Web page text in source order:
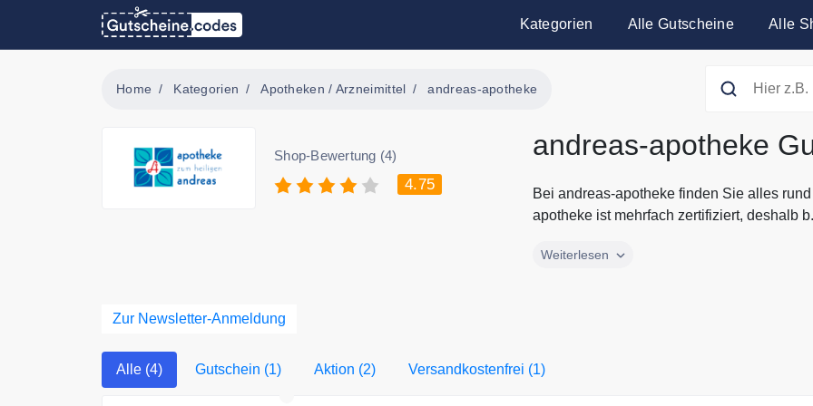
Kategorien Alle Gutscheine Alle
Home Kategorien Apotheken / Arzneimittel andreas-apotheke
Shop-Bewertung (4)
4.75
andreas-apotheke
Bei andreas-apotheke finden Sie alles
apotheke ist mehrfach zertifiziert, deshalb
Bei andreas-apotheke finden Sie alles
Weiterlesen
Zur Newsletter-Anmeldung
Alle (4) Gutschein (1) Aktion (2) Versandkostenfrei (1)